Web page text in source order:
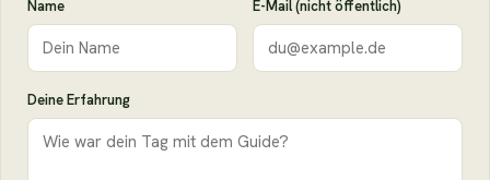
Name E-Mail (nicht öffentlich)
Deine Erfahrung